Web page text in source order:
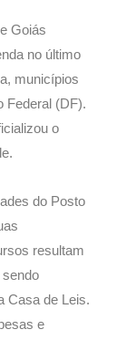
Goiás
no último
municípios
Federal (DF).
o
do Posto
resultam
Casa de Leis.
e